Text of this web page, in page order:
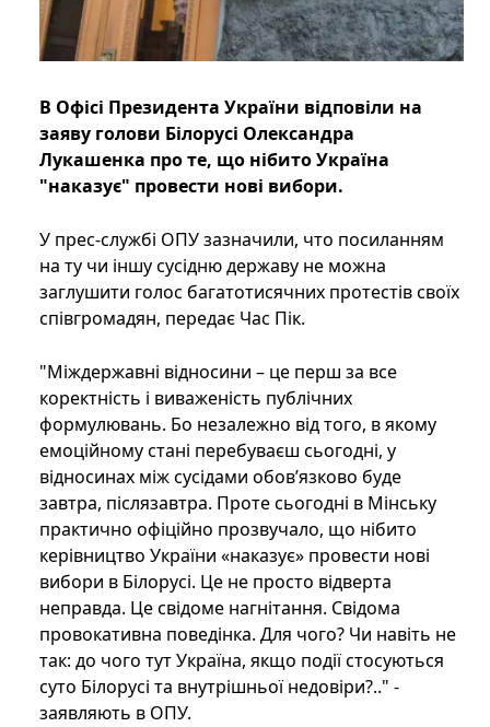
В Офісі Президента України відповіли на
заяву голови Білорусі Олександра
Лукашенка про те, що нібито Україна
"наказує" провести нові вибори.
У прес-службі ОПУ зазначили, что посиланням
на ту чи іншу сусідню державу не можна
заглушити голос багатотисячних протестів своїх
співгромадян, передає Час Пік.
"Міждержавні відносини – це перш за все
коректність і виваженість публічних
формулювань. Бо незалежно від того, в якому
емоційному стані перебуваєш сьогодні, у
відносинах між сусідами обов’язково буде
завтра, післязавтра. Проте сьогодні в Мінську
практично офіційно прозвучало, що нібито
керівництво України «наказує» провести нові
вибори в Білорусі. Це не просто відверта
неправда. Це свідоме нагнітання. Свідома
провокативна поведінка. Для чого? Чи навіть не
так: до чого тут Україна, якщо події стосуються
суто Білорусі та внутрішньої недовіри?.." -
заявляють в ОПУ.